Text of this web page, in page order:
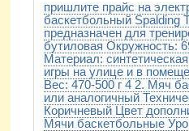
Да возможно.Присылайте
подберем
пришлите прайс на
баскетбольный Spalding
предназначен для
бутиловая Окружность:
Материал:
игры на улице и в
Вес: 470-500 г 4 2. Мяч
или аналогичный
Коричневый Цвет
Мячи баскетбольные